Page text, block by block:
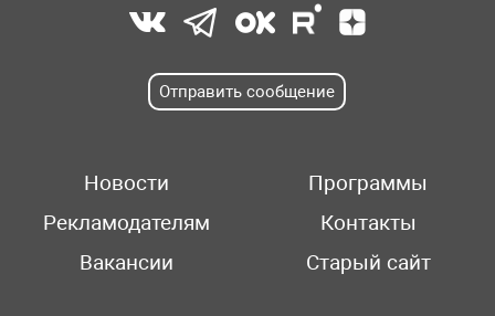
Отправить сообщение
Новости
Программы
Рекламодателям
Контакты
Вакансии
Старый сайт